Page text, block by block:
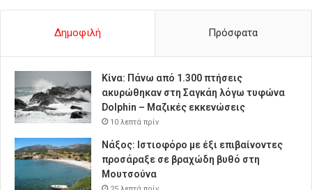
Δημοφιλή Πρόσφατα
Κίνα: Πάνω από 1.300 πτήσεις
ακυρώθηκαν στη Σαγκάη λόγω τυφώνα
Dolphin – Μαζικές εκκενώσεις
10 λεπτά πρίν
Νάξος: Ιστιοφόρο με έξι επιβαίνοντες
προσάραξε σε βραχώδη βυθό στη
Μουτσούνα